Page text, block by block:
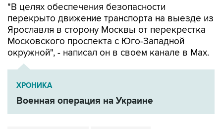
"В целях обеспечения безопасности
перекрыто движение транспорта на выезде из
Ярославля в сторону Москвы от перекрестка
Московского проспекта с Юго-Западной
окружной", - написал он в своем канале в Мах.
ХРОНИКА
Военная операция на Украине